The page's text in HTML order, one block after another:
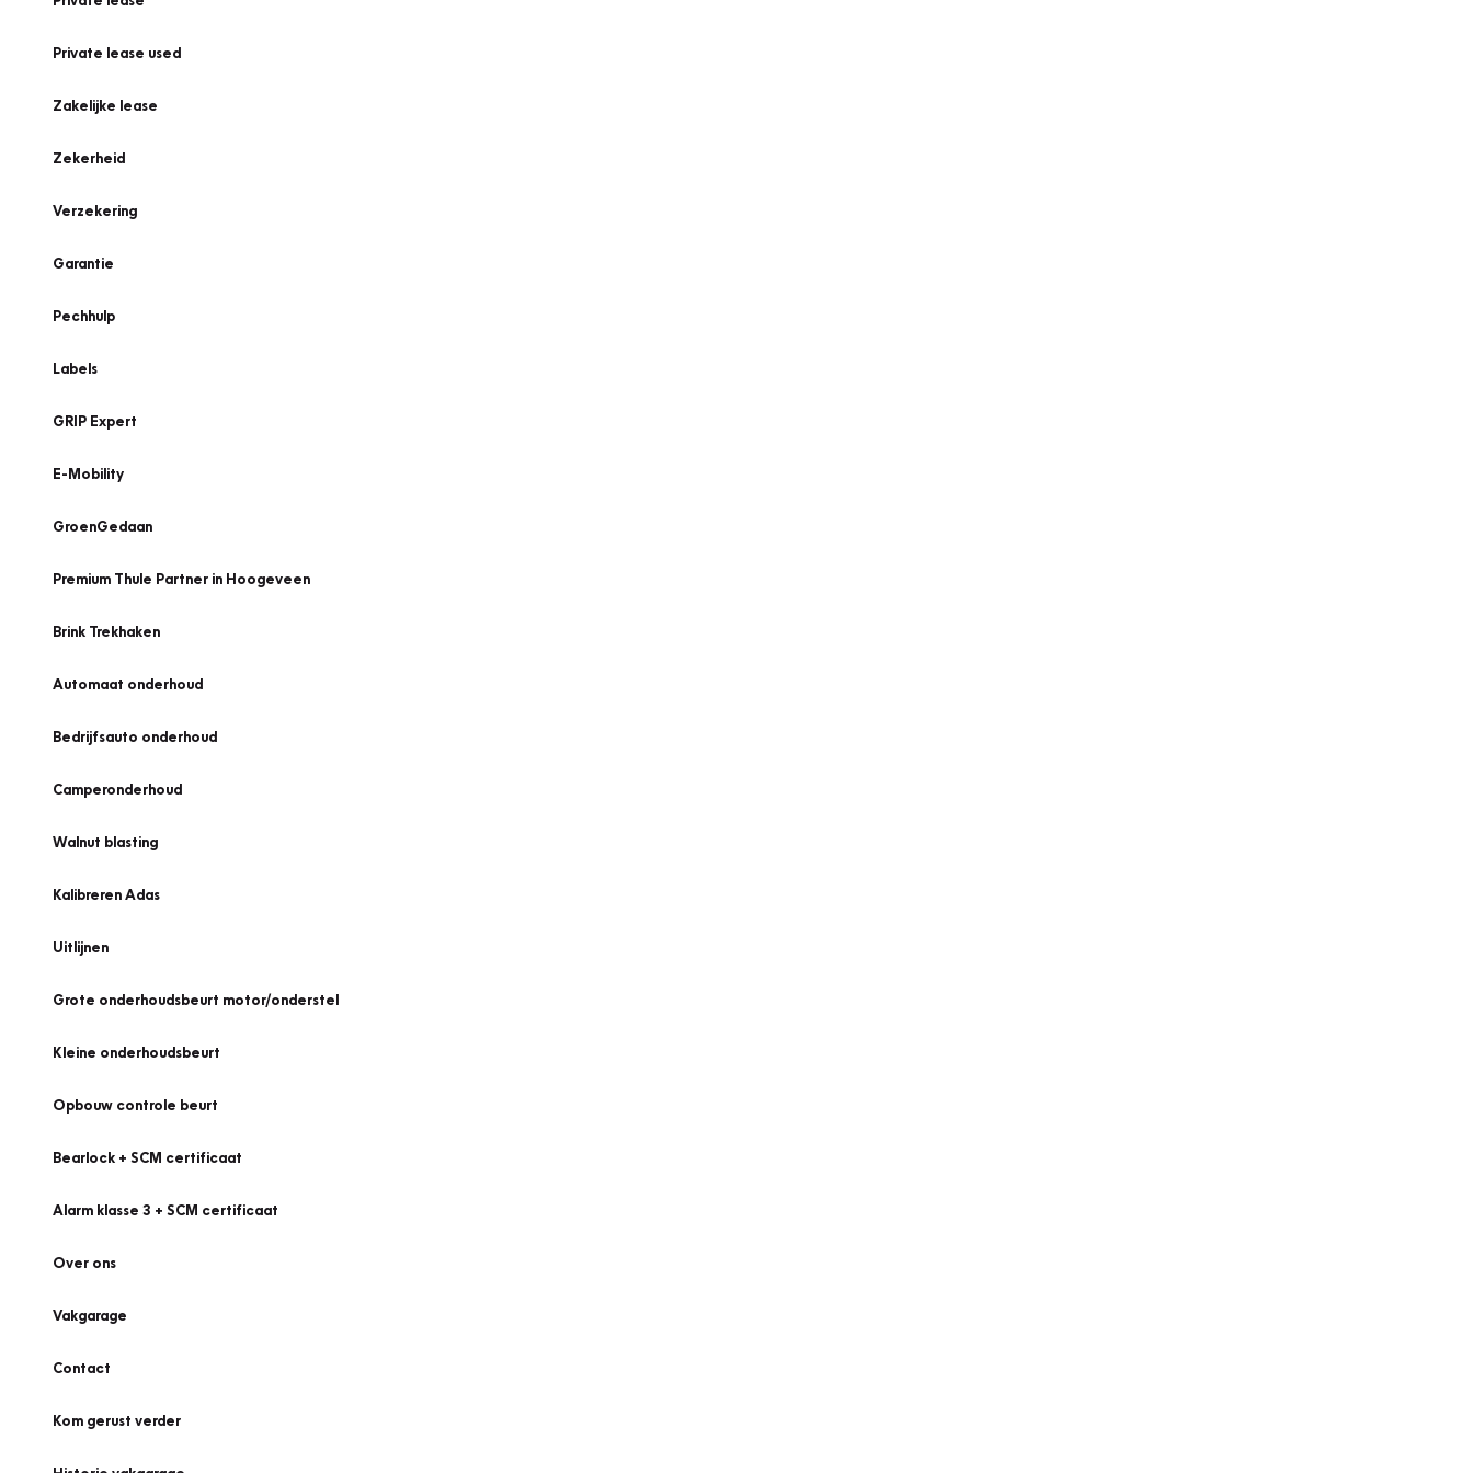
Private lease used
Zakelijke lease
Zekerheid
Verzekering
Garantie
Pechhulp
Labels
GRIP Expert
E-Mobility
GroenGedaan
Premium Thule Partner in Hoogeveen
Brink Trekhaken
Automaat onderhoud
Bedrijfsauto onderhoud
Camperonderhoud
Walnut blasting
Kalibreren Adas
Uitlijnen
Grote onderhoudsbeurt motor/onderstel
Kleine onderhoudsbeurt
Opbouw controle beurt
Bearlock + SCM certificaat
Alarm klasse 3 + SCM certificaat
Over ons
Vakgarage
Contact
Kom gerust verder